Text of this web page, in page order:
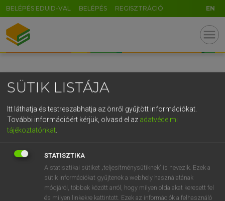
BELÉPÉS EDUID-VAL BELÉPÉS REGISZTRÁCIÓ EN
menu
SÜTIK LISTÁJA
Itt láthatja és testreszabhatja az önről gyűjtött információkat.
További információért kérjük, olvasd el az adatvédelmi
tájékoztatónkat
STATISZTIKA
A statisztikai sütiket „teljesítménysütiknek” is nevezik. Ezek a
sütik információkat gyűjtenek a webhely használatának
módjáról, többek között arról, hogy milyen oldalakat keresett fel
és milyen linkekre kattintott. Ezek az információk a felhasználó
GR
5
g h k l
v b n m , . - AltGr